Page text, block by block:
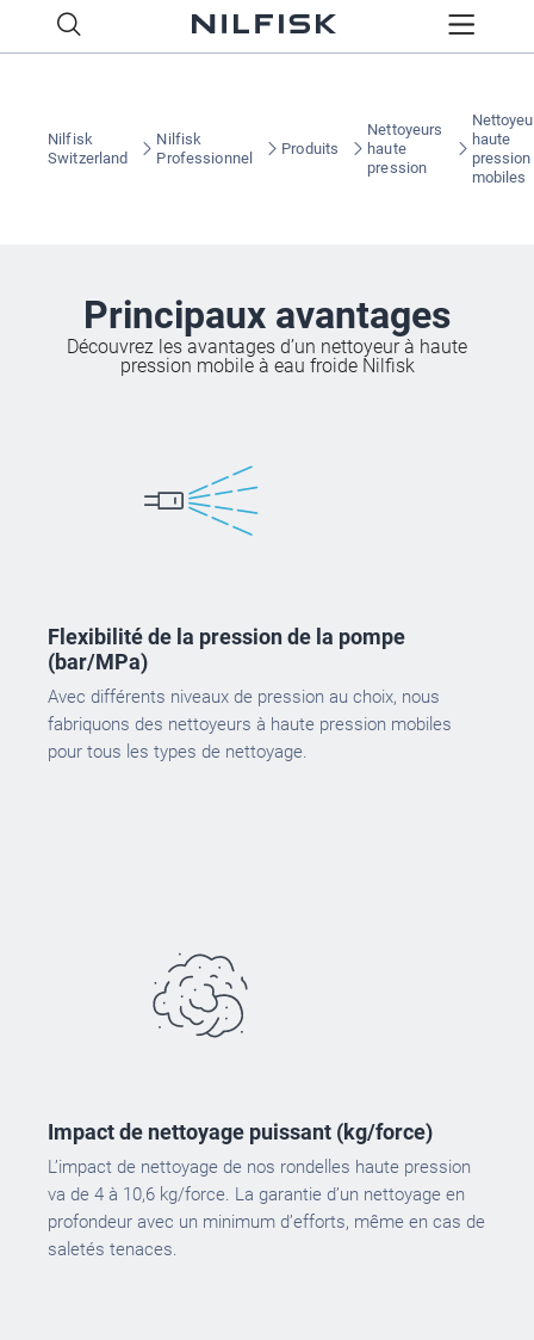
Nilfisk
Switzerland
Nilfisk
Professionnel
Produits
Nettoyeurs
haute
pression
haute
pression
mobiles
Principaux avantages
Découvrez les avantages d’un nettoyeur à haute
pression mobile à eau froide Nilfisk
Flexibilité de la pression de la pompe
(bar/MPa)
Avec différents niveaux de pression au choix, nous
fabriquons des nettoyeurs à haute pression mobiles
pour tous les types de nettoyage.
Impact de nettoyage puissant (kg/force)
L’impact de nettoyage de nos rondelles haute pression
va de 4 à 10,6 kg/force. La garantie d’un nettoyage en
profondeur avec un minimum d’efforts, même en cas de
saletés tenaces.